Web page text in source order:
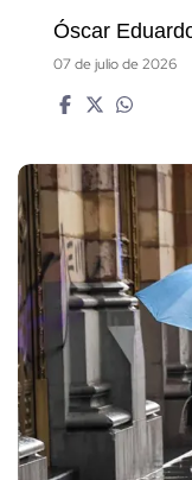
Óscar
07 de julio de 2026